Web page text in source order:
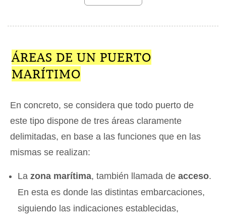
ÁREAS DE UN PUERTO
MARÍTIMO
En concreto, se considera que todo puerto de
este tipo dispone de tres áreas claramente
delimitadas, en base a las funciones que en las
mismas se realizan:
La zona marítima, también llamada deacceso.
En esta es donde las distintas embarcaciones,
siguiendo las indicaciones establecidas,